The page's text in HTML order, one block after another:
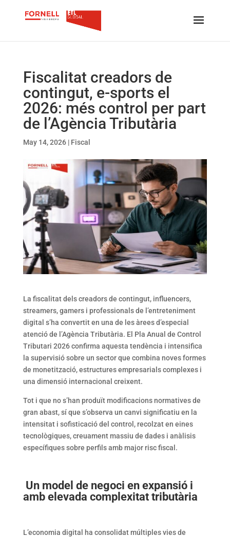
Fiscalitat creadors de
contingut, e-sports el
2026: més control per part
de l’Agència Tributària
May 14, 2026| Fiscal
La fiscalitat dels creadors de contingut, influencers,
streamers, gamers i professionals de l’entreteniment
digital s’ha convertit en una de les àrees d’especial
atenció de l’Agència Tributària. El Pla Anual de Control
Tributari 2026 confirma aquesta tendència i intensifica
la supervisió sobre un sector que combina noves formes
de monetització, estructures empresarials complexes i
una dimensió internacional creixent.
Tot i que no s’han produït modificacions normatives de
gran abast, sí que s’observa un canvi significatiu en la
intensitat i sofisticació del control, recolzat en eines
tecnològiques, creuament massiu de dades i anàlisis
específiques sobre perfils amb major risc fiscal.
Un model de negoci en expansió i
amb elevada complexitat tributària
L’economia digital ha consolidat múltiples vies de